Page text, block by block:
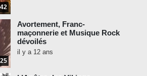
Avortement, Franc-
maçonnerie et Musique Rock
dévoilés
il y a 12 ans